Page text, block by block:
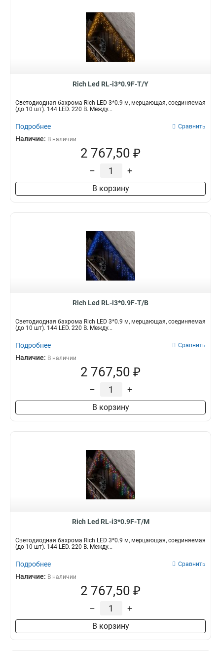
Rich Led RL-i3*0.9F-T/Y
Светодиодная бахрома Rich LED 3*0.9 м, мерцающая, соединяемая
(до 10 шт). 144 LED. 220 В. Между...
Подробнее Сравнить
Наличие: В наличии
2 767,50 ₽
– +
В корзину
Rich Led RL-i3*0.9F-T/B
Светодиодная бахрома Rich LED 3*0.9 м, мерцающая, соединяемая
(до 10 шт). 144 LED. 220 В. Между...
Подробнее Сравнить
Наличие: В наличии
2 767,50 ₽
– +
В корзину
Rich Led RL-i3*0.9F-T/M
Светодиодная бахрома Rich LED 3*0.9 м, мерцающая, соединяемая
(до 10 шт). 144 LED. 220 В. Между...
Подробнее Сравнить
Наличие: В наличии
2 767,50 ₽
– +
В корзину